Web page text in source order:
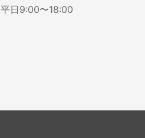
日9:00〜18:00